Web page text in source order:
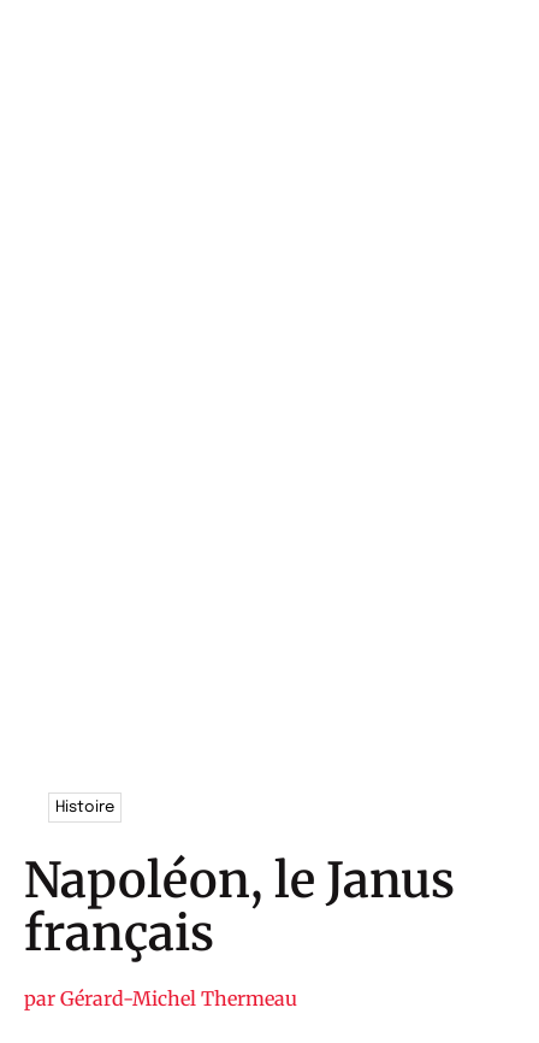
Histoire
Napoléon, le Janus
français
par Gérard-Michel Thermeau